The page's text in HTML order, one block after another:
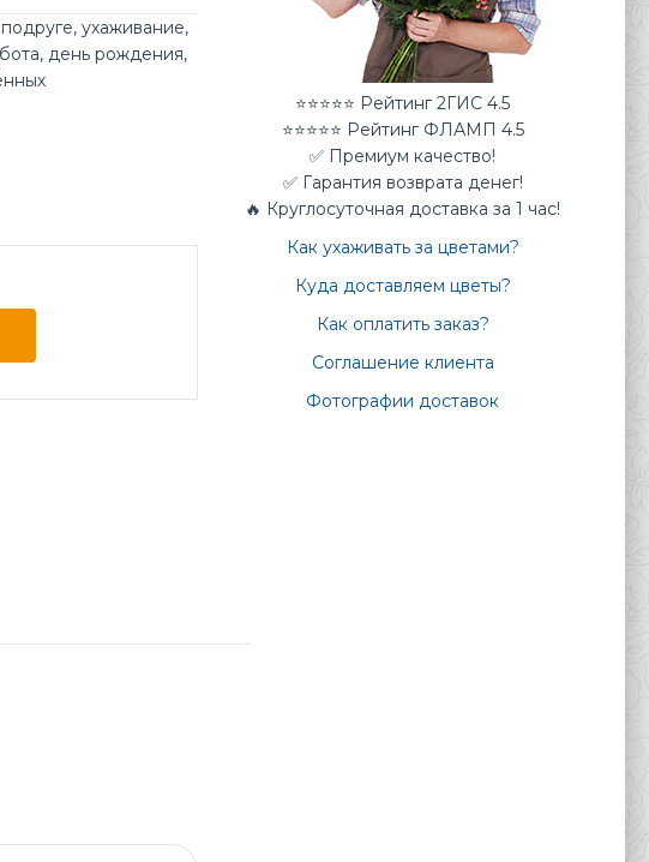
подруге,ухаживание,
, день рождения,
⭐⭐⭐⭐⭐ Рейтинг 2ГИС 4.5
⭐⭐⭐⭐⭐ Рейтинг ФЛАМП 4.5
✅ Премиум качество!
✅ Гарантия возврата денег!
🔥 Круглосуточная доставка за 1 час!
Как ухаживать за цветами?
Куда доставляем цветы?
Как оплатить заказ?
Соглашение клиента
Фотографии доставок